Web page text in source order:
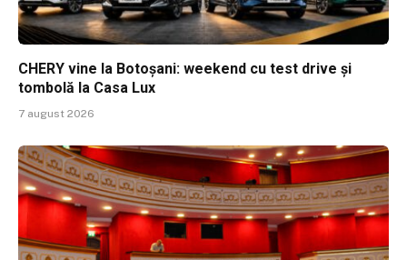
CHERY vine la Botoșani: weekend cu test drive și
tombolă la Casa Lux
7 august 2026